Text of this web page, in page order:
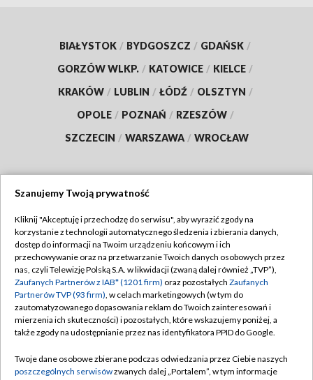
BIAŁYSTOK / BYDGOSZCZ / GDAŃSK /
GORZÓW WLKP. / KATOWICE / KIELCE /
KRAKÓW / LUBLIN / ŁÓDŹ / OLSZTYN /
OPOLE / POZNAŃ / RZESZÓW /
SZCZECIN / WARSZAWA / WROCŁAW
TVP
Abonament TVP
Emisja w TVP
Centrum informacji TVP
Naziemna Telewizja Cyfrowa
Rada Programowa
Regulamin TVP
Polityka prywatności
Moje zgody
Pomoc
Kontakt
Szanujemy Twoją prywatność
Kliknij "Akceptuję i przechodzę do serwisu", aby wyrazić zgody na
korzystanie z technologii automatycznego śledzenia i zbierania danych,
dostęp do informacji na Twoim urządzeniu końcowym i ich
przechowywanie oraz na przetwarzanie Twoich danych osobowych przez
nas, czyli Telewizję Polską S.A. w likwidacji (zwaną dalej również „TVP”),
Zaufanych Partnerów z IAB* (1201 firm) oraz pozostałych Zaufanych
Partnerów TVP (93 firm), w celach marketingowych (w tym do
zautomatyzowanego dopasowania reklam do Twoich zainteresowań i
mierzenia ich skuteczności) i pozostałych, które wskazujemy poniżej, a
także zgody na udostępnianie przez nas identyfikatora PPID do Google.
Twoje dane osobowe zbierane podczas odwiedzania przez Ciebie naszych
poszczególnych serwisówzwanych dalej „Portalem”, w tym informacje